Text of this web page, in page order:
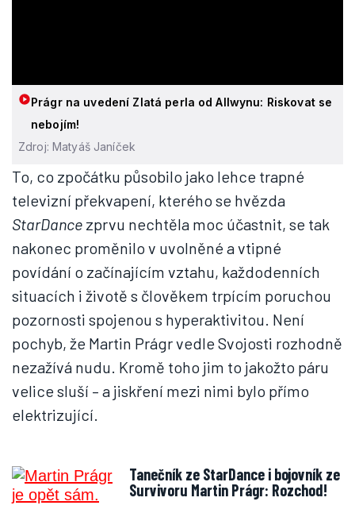
Prágr na uvedení Zlatá perla od Allwynu: Riskovat se
nebojím!
Zdroj: Matyáš Janíček
To, co zpočátku působilo jako lehce trapné
televizní překvapení, kterého se hvězda
StarDance zprvu nechtěla moc účastnit, se tak
nakonec proměnilo v uvolněné a vtipné
povídání o začínajícím vztahu, každodenních
situacích i životě s člověkem trpícím poruchou
pozornosti spojenou s hyperaktivitou. Není
pochyb, že Martin Prágr vedle Svojosti rozhodně
nezažívá nudu. Kromě toho jim to jakožto páru
velice sluší – a jiskření mezi nimi bylo přímo
elektrizující.
Tanečník ze StarDance i bojovník ze
Survivoru Martin Prágr: Rozchod!